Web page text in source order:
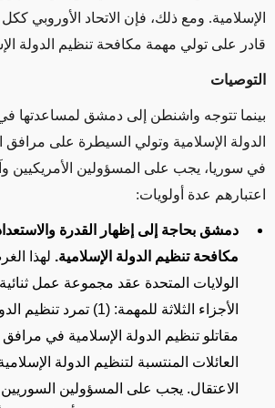
الإسلامية. ومع ذلك، فإن الاتحاد الأوروبي
قادر على تولي مهمة مكافحة تنظيم الدولة
التوصيات
بينما تتوجه واشنطن إلى دمشق لمساعدتها
الدولة الإسلامية وتولي السيطرة على مرافق
في سوريا، يجب على المسؤولين الأمريكيين
اعتبارهم عدة أولويات:
دمشق بحاجة إلى إظهار القدرة
مكافحة تنظيم الدولة الإسلامية. لهذا
الولايات المتحدة عقد مجموعة عمل
العائلات المنتسبة لتنظيم الدولة
الاعتقال. يجب على المسؤولين